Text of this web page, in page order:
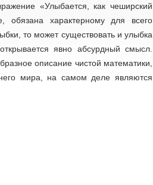
«Улыбается, как чеширский
характерному для всего
то может существовать и улыбка
явно абсурдный смысл.
описание чистой математики,
мира, на самом деле являются